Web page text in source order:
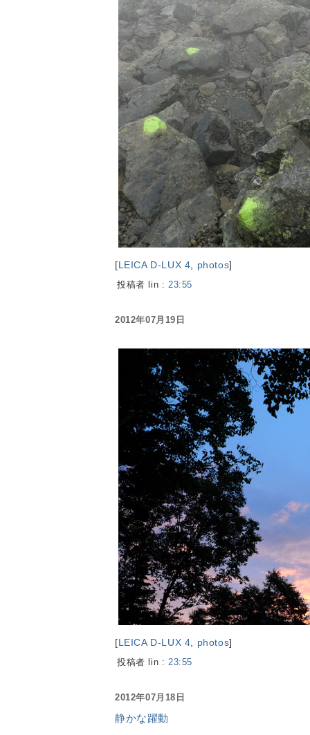
[LEICA D-LUX 4 photos]
投稿者 lin : 23:55
2012年07月19日
[LEICA D-LUX 4 photos]
投稿者 lin : 23:55
2012年07月18日
静かな躍動